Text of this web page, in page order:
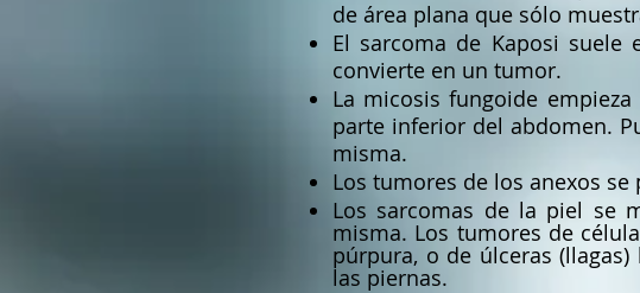
de área plana que sólo
El sarcoma de Kaposi
convierte en un tumor.
La micosis fungoide
parte inferior del abdomen.
misma.
Los tumores de los anexos
Los sarcomas de la piel se
misma. Los tumores de
púrpura, o de úlceras
las piernas.